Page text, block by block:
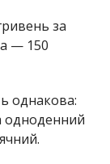
за
— 150
однакова:
одноденний